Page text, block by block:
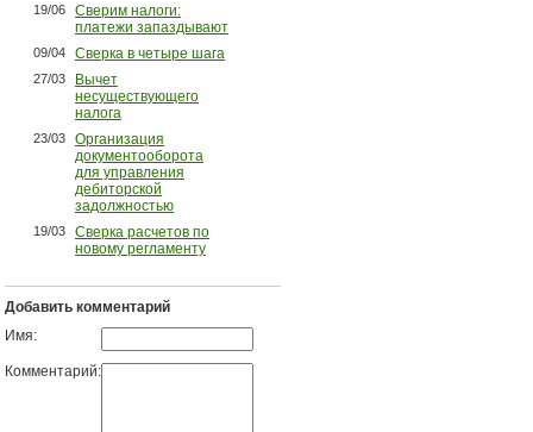
19/06
Сверим налоги:
платежи запаздывают
09/04 Сверка в четыре шага
27/03
Вычет
несуществующего
налога
23/03
Организация
документооборота
для управления
дебиторской
задолжностью
19/03
Сверка расчетов по
новому регламенту
Добавить комментарий
Имя:
Комментарий: